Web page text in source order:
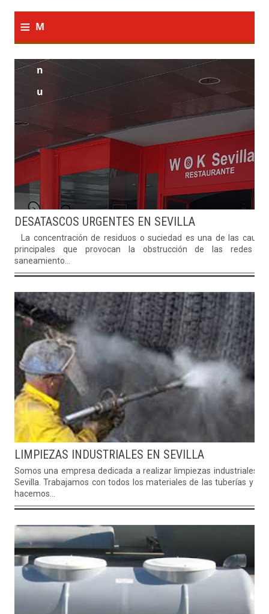
≡ M
e
n
u
DESATASCOS URGENTES EN SEVILLA
La concentración de residuos o suciedad es una de las causas
principales que provocan la obstrucción de las redes de
saneamiento...
LIMPIEZAS INDUSTRIALES EN SEVILLA
Somos una empresa dedicada a realizar limpiezas industriales en
Sevilla. Trabajamos con todos los materiales de las tuberías y nos
hacemos...